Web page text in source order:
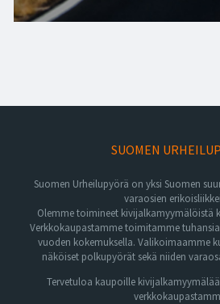
SUOMEN
Suomen Urheilupyörä on yksi Suomen
varaosien
Olemme toimineet kivijalkamyymälöistä
Verkkokaupastamme toimitamme
vuoden kokemuksella. Valikoimaamme
näköiset polkupyörät sekä niiden
Tervetuloa kaupoille